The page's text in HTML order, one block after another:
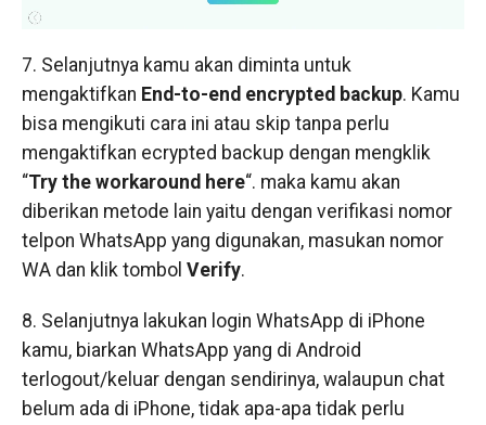
7. Selanjutnya kamu akan diminta untuk
mengaktifkan End-to-end encrypted backup. Kamu
bisa mengikuti cara ini atau skip tanpa perlu
mengaktifkan ecrypted backup dengan mengklik
“Try the workaround here“. maka kamu akan
diberikan metode lain yaitu dengan verifikasi nomor
telpon WhatsApp yang digunakan, masukan nomor
WA dan klik tombol Verify.
8. Selanjutnya lakukan login WhatsApp di iPhone
kamu, biarkan WhatsApp yang di Android
terlogout/keluar dengan sendirinya, walaupun chat
belum ada di iPhone, tidak apa-apa tidak perlu